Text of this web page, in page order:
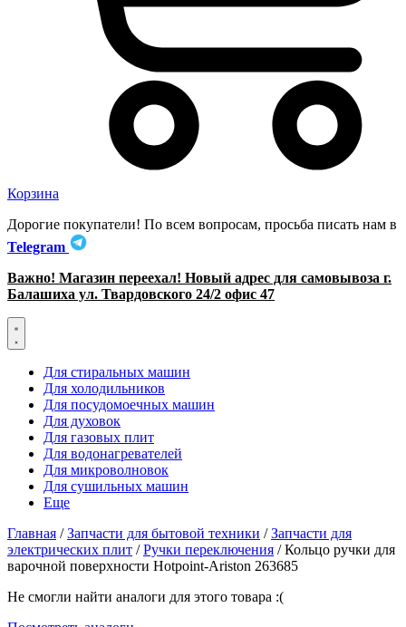
Корзина
Дорогие покупатели! По всем вопросам, просьба писать нам в
Telegram
Важно! Магазин переехал! Новый адрес для самовывоза г.
Балашиха ул. Твардовского 24/2 офис 47
Для стиральных машин
Для холодильников
Для посудомоечных машин
Для духовок
Для газовых плит
Для водонагревателей
Для микроволновок
Для сушильных машин
Еще
Главная /Запчасти для бытовой техники /Запчасти для
электрических плит /Ручки переключения / Кольцо ручки для
варочной поверхности Hotpoint-Ariston 263685
Не смогли найти аналоги для этого товара :(